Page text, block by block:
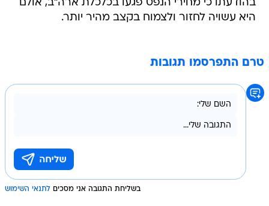
בהודעתו כי מחירי הנפט פגעו בכלכלת ארה"ב, אולם
היא עשויה לחזור ולצמוח בקצב מהיר יותר.
טרם התפרסמו תגובות
בשליחת התגובה אני מסכים לתנאי השימוש